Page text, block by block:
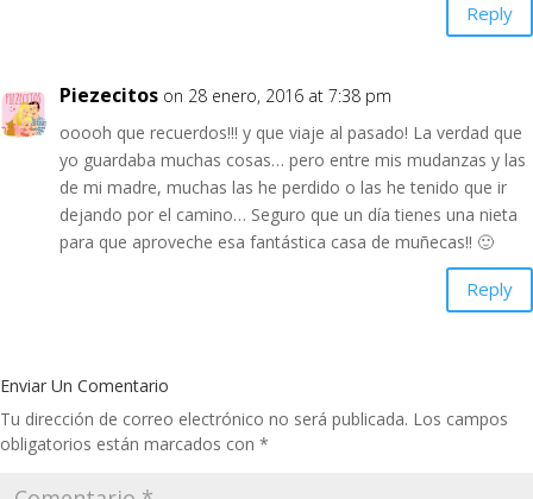
Reply
Piezecitos on 28 enero, 2016 at 7:38 pm
ooooh que recuerdos!!! y que viaje al pasado! La verdad que
yo guardaba muchas cosas… pero entre mis mudanzas y las
de mi madre, muchas las he perdido o las he tenido que ir
dejando por el camino… Seguro que un día tienes una nieta
para que aproveche esa fantástica casa de muñecas!! 🙂
Reply
Enviar Un Comentario
Tu dirección de correo electrónico no será publicada. Los campos
obligatorios están marcados con *